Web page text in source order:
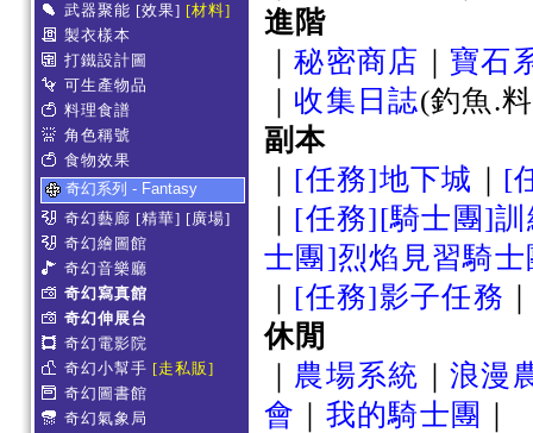
武器聚能 [效果] [材料]
製衣樣本
打鐵設計圖
可生產物品
料理食譜
角色稱號
食物效果
奇幻系列 - Fantasy
奇幻藝廊 [精華] [廣場]
奇幻繪圖館
奇幻音樂廳
奇幻寫真館
奇幻伸展台
奇幻電影院
奇幻小幫手 [走私販]
奇幻圖書館
奇幻氣象局
進階
｜秘密商店
寶石
收集日誌(釣魚.
副本
[任務]地下城
[
[任務][騎士團]訓
士團]烈焰見習騎士
[任務]影子任務
休閒
農場系統 ｜浪漫
會
我的騎士團